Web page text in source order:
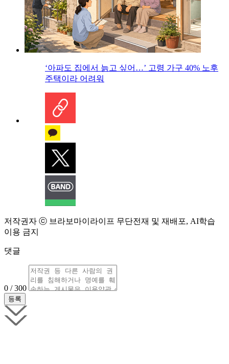
‘아파도 집에서 늙고 싶어…’ 고령 가구 40% 노후
주택이라 어려워
저작권자 ⓒ 브라보마이라이프 무단전재 및 재배포, AI학습
이용 금지
댓글
0 / 300